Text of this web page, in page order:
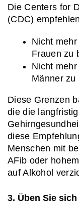
Die Centers for
(CDC)
Nicht
Frauen zu
Nicht
Männer zu
Diese Grenzen
die die
diese
Menschen mit
AFib oder
auf Alkohol
3. Üben Sie